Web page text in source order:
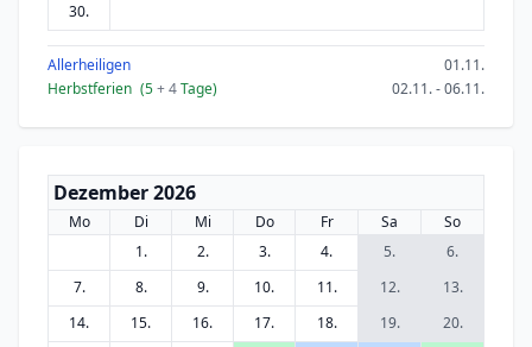
30.
Allerheiligen
01.11.
Herbstferien (5+ 4Tage) 02.11. - 06.11.
Dezember 2026
Mo Di Mi Do Fr Sa
So
1.
2. 3. 4. 5.
6.
7.
8. 9. 10. 11. 12.
13.
14.
15. 16. 17. 18. 19.
20.